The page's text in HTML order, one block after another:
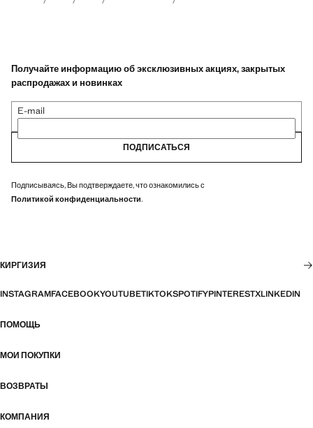
Получайте информацию об эксклюзивных акциях, закрытых
распродажах и новинках
E-mail
ПОДПИСАТЬСЯ
Подписываясь, Вы подтверждаете, что ознакомились с
Политикой конфиденциальности.
КИРГИЗИЯ
INSTAGRAMFACEBOOKYOUTUBETIKTOKSPOTIFYPINTERESTXLINKEDIN
ПОМОЩЬ
МОИ ПОКУПКИ
ВОЗВРАТЫ
КОМПАНИЯ